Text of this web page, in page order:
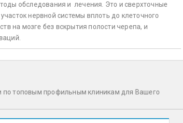
обследования и лечения. Это и сверхточные
нервной системы вплоть до клеточного
на мозге без вскрытия полости черепа, и
по топовым профильным клиникам для Вашего